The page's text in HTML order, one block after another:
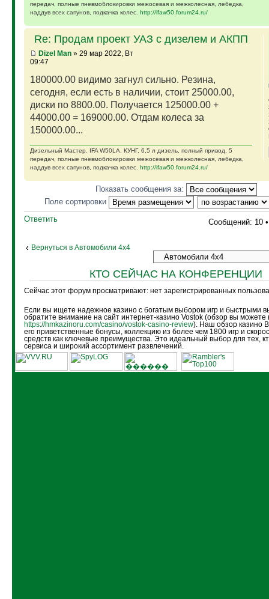
передач, полные пневмоблокировки межосевая и межколесная, лебедка,
наддув всех сапунов, подкачка колес. http://ifaw50.forum24.ru/
Re: Продам проект УАЗ с дизелем и АКПП
Dizel Man» 29 мар 2022, Вт
09:47
180000.00 видимо загнул сильно. Резина,
сегодня, если есть в наличии, стоит 25000.00,
диски по 8800.00. Получается 125000.00 +
44000.00 = 169000.00. Отдам колеса за
150000.00...
Дизельный Мастер. IFA W50LA, КУНГ, 6,5 л дизель, полный привод, 5
передач, полные пневмоблокировки межосевая и межколесная, лебедка,
наддув всех сапунов, подкачка колес. http://ifaw50.forum24.ru/
Показать сообщения за:
Поле сортировки
Ответить
Сообщений: 10
Вернуться в Автомобили 4х4
КТО СЕЙЧАС НА КОНФЕРЕНЦИИ
Сейчас этот форум просматривают: нет зарегистрированных
Если вы ищете надежное казино с богатым выбором игр и быстрыми
обратите внимание на сайт интернет-казино Vostok (обзор вы можете
https://hmkazinoru.com/casino/vostok-casino-review). Наш обзор казино
его приветственные бонусы, коллекцию из более чем 1800 игр и
средств как ключевые преимущества. Это идеальный выбор для тех,
сервиса и широкий ассортимент развлечений.